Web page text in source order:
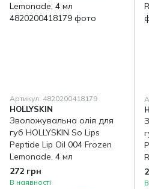
Артикул: 4820200418179
HOLLYSKIN
Зволожувальна олія для
губ HOLLYSKIN So Lips
Peptide Lip Oil 004 Frozen
Lemonade, 4 мл
272 грн
В наявності